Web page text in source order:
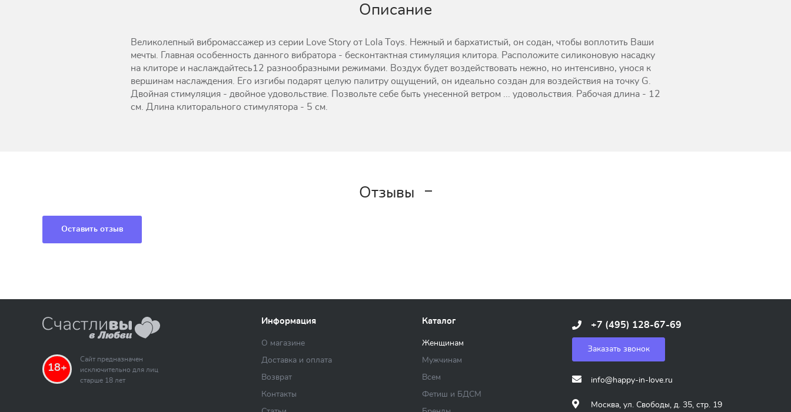
Описание
Великолепный вибромассажер из серии Love Story от Lola Toys. Нежный и бархатистый, он содан, чтобы воплотить Ваши
мечты. Главная особенность данного вибратора - бесконтактная стимуляция клитора. Расположите силиконовую насадку
на клиторе и наслаждайтесь12 разнообразными режимами. Воздух будет воздействовать нежно, но интенсивно, унося к
вершинам наслаждения. Его изгибы подарят целую палитру ощущений, он идеально создан для воздействия на точку G.
Двойная стимуляция - двойное удовольствие. Позвольте себе быть унесенной ветром ... удовольствия. Рабочая длина - 12
см. Длина клиторального стимулятора - 5 см.
Отзывы
Оставить отзыв
18+
Сайт предназначен
исключительно для лиц
старше 18 лет
Информация
О магазине
Доставка и оплата
Возврат
Контакты
Каталог
Женщинам
Мужчинам
Всем
Фетиш и БДСМ
+7 (495) 128-67-69
Заказать звонок
info@happy-in-love.ru
Москва, ул. Свободы, д. 35, стр. 19